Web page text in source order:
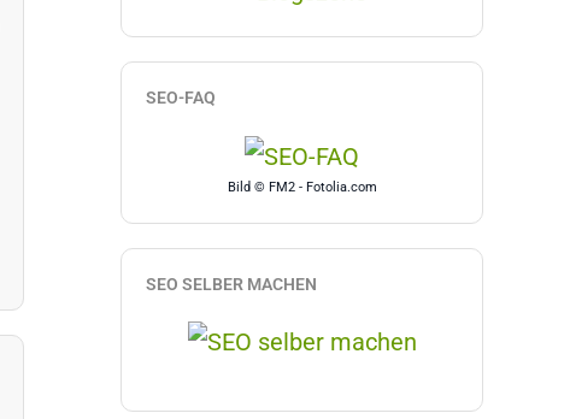
SEO-FAQ
Bild © FM2 - Fotolia.com
SEO SELBER MACHEN